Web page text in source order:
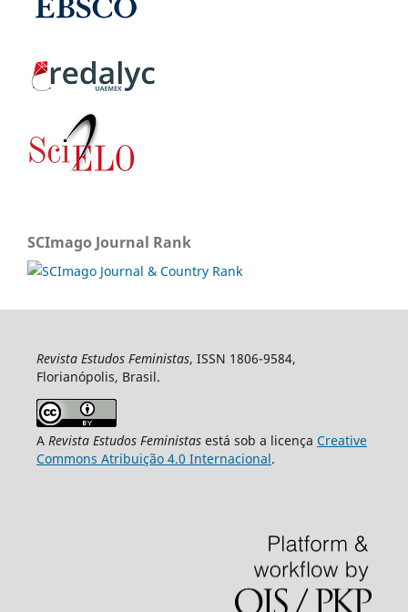
SCImago Journal Rank
Revista Estudos Feministas, ISSN 1806-9584,
Florianópolis, Brasil.
A Revista Estudos Feministasestá sob a licença Creative
Commons Atribuição 4.0 Internacional.